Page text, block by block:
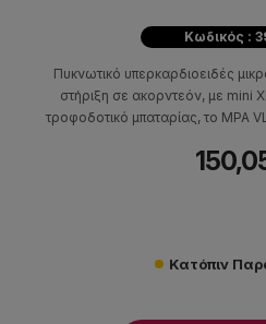
Κωδικός :
Πυκνωτικό υπερκαρδιοειδές
στήριξη σε ακορντεόν, με mini
τροφοδοτικό μπαταρίας, το MPA
Κατόπιν